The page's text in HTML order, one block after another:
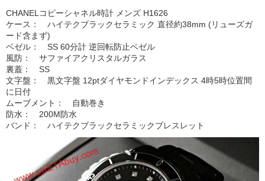
CHANELコピーシャネル時計 メンズ H1626
ケース： ハイテクブラックセラミック 直径約38mm (リューズガ
ード含まず)
ベゼル： SS 60分計 逆回転防止ベゼル
風防： サファイアクリスタルガラス
裏蓋： SS
文字盤： 黒文字盤 12ptダイヤモンドインデックス 4時5時位置間
に日付
ムーブメント： 自動巻き
防水： 200M防水
バンド： ハイテクブラックセラミックブレスレット